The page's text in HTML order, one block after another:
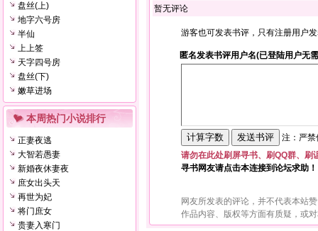
盘丝(上)
地字六号房
半仙
上上签
天字四号房
盘丝(下)
嫩草进场
本周热门小说排行
正妻夜逃
大智若愚妻
新婚夜休妻夜
庶女出头天
再世为妃
将门庶女
贵妻入寒门
暂无评论
游客也可发表书评，只有注册用户
匿名发表书评用户名(已登陆用户无
注：严
请勿在此处刷屏寻书、刷QQ群、刷
寻书网友请点击本连接到论坛求助！
网友所发表的评论，并不代表本站
作品内容、版权等方面有质疑，或